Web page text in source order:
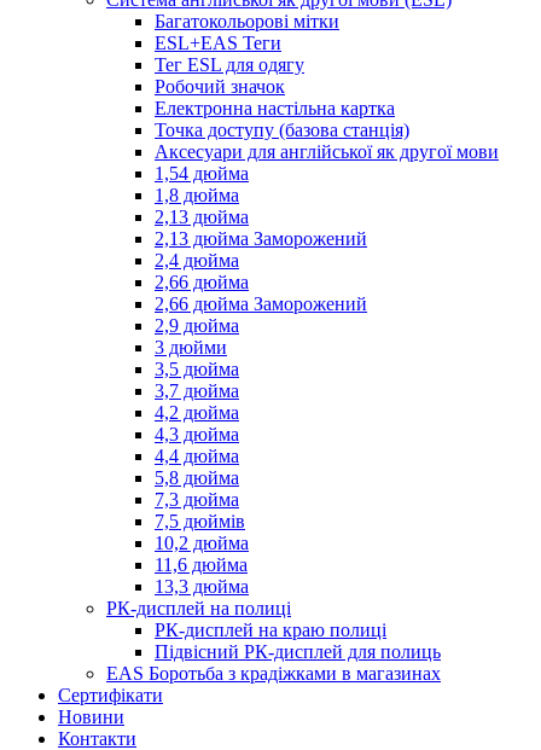
Багатокольорові мітки
ESL+EAS Теги
Тег ESL для одягу
Робочий значок
Електронна настільна картка
Точка доступу (базова станція)
Аксесуари для англійської як другої мови
1,54 дюйма
1,8 дюйма
2,13 дюйма
2,13 дюйма Заморожений
2,4 дюйма
2,66 дюйма
2,66 дюйма Заморожений
2,9 дюйма
3 дюйми
3,5 дюйма
3,7 дюйма
4,2 дюйма
4,3 дюйма
4,4 дюйма
5,8 дюйма
7,3 дюйма
7,5 дюймів
10,2 дюйма
11,6 дюйма
13,3 дюйма
РК-дисплей на полиці
РК-дисплей на краю полиці
Підвісний РК-дисплей для полиць
EAS Боротьба з крадіжками в магазинах
Сертифікати
Новини
Контакти